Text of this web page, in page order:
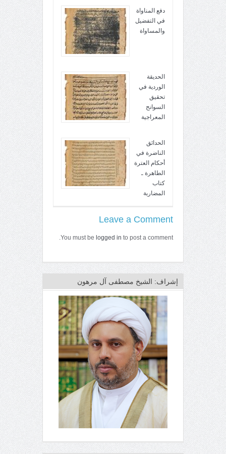
دفع المناواة
في التفضيل
والمساواة
الحديقة
الوردية في
تحقيق
السوانح
المعراجية
الحدائق
الناضرة في
أحكام العترة
الطاهرة ـ
كتاب
المضاربة
Leave a Comment
You must be logged in to post a comment.
إشراف: الشيخ مصطفى آل مرهون